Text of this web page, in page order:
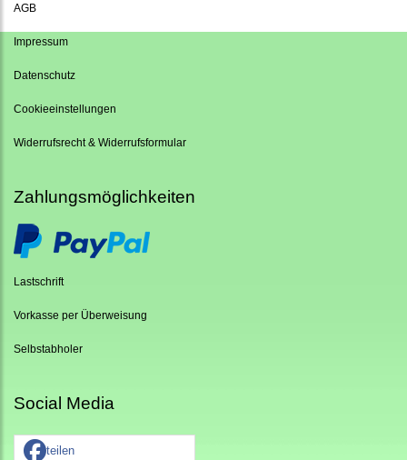
AGB
Impressum
Datenschutz
Cookieeinstellungen
Widerrufsrecht & Widerrufsformular
Zahlungsmöglichkeiten
Lastschrift
Vorkasse per Überweisung
Selbstabholer
Social Media
teilen